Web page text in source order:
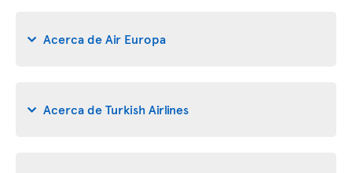
Acerca de Air Europa
Acerca de Turkish Airlines